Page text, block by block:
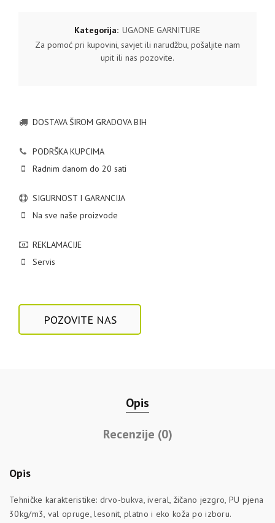
Kategorija: UGAONE GARNITURE
Za pomoć pri kupovini, savjet ili narudžbu, pošaljite nam
upit ili nas pozovite.
DOSTAVA ŠIROM GRADOVA BIH
PODRŠKA KUPCIMA
Radnim danom do 20 sati
SIGURNOST I GARANCIJA
Na sve naše proizvode
REKLAMACIJE
Servis
POZOVITE NAS
Opis
Recenzije (0)
Opis
Tehničke karakteristike: drvo-bukva, iveral, žičano jezgro, PU pjena
30kg/m3, val opruge, lesonit, platno i eko koža po izboru.